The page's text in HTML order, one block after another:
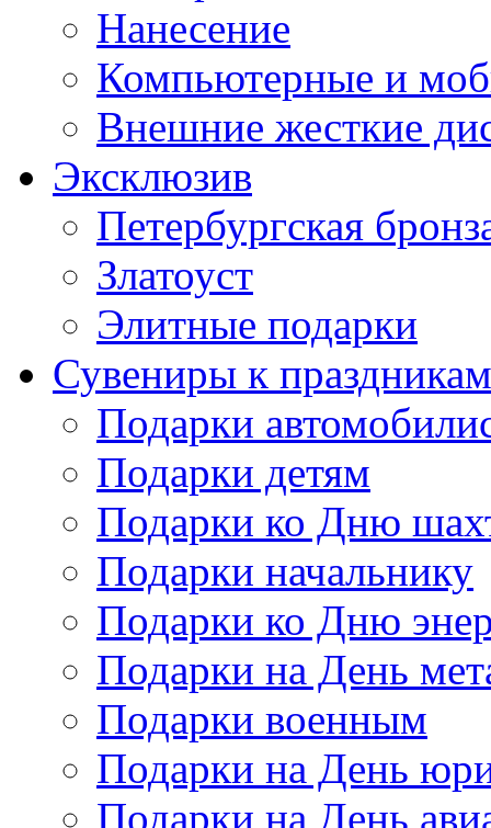
Нанесение
Компьютерные и
Внешние жесткие
Эксклюзив
Петербургская
Златоуст
Элитные подарки
Сувениры к праздникам
Подарки
Подарки детям
Подарки ко Дню
Подарки начальнику
Подарки ко Дню
Подарки на День
Подарки военным
Подарки на День
Подарки на День